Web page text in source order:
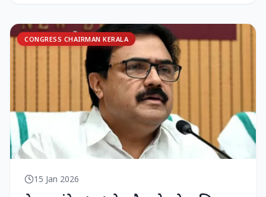
CONGRESS CHAIRMAN KERALA
15 Jan 2026